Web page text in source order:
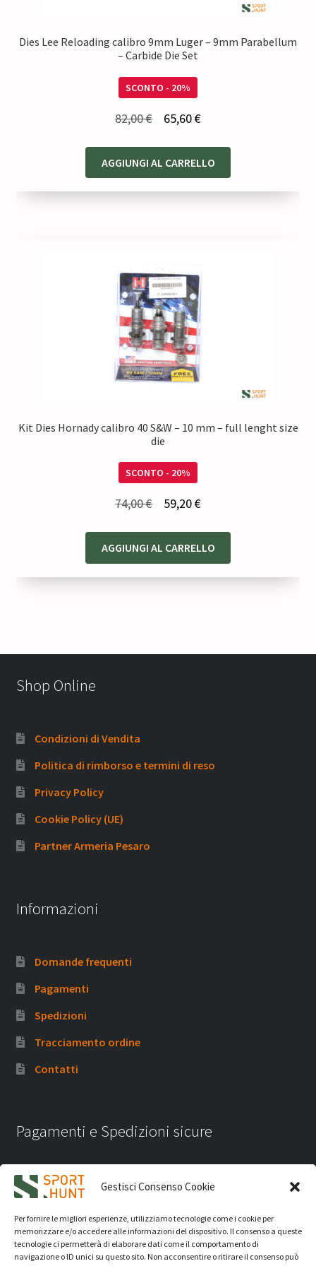
Gestisci Consenso Cookie
Per fornire le migliori esperienze, utilizziamo tecnologie come i cookie per
memorizzare e/o accedere alle informazioni del dispositivo. Il consenso a queste
tecnologie ci permetterà di elaborare dati come il comportamento di
navigazione o ID unici su questo sito. Non acconsentire o ritirare il consenso può
Dies Lee Reloading calibro 9mm Luger – 9mm Parabellum
– Carbide Die Set
SCONTO - 20%
82,00€
originale
era:
65,60€Il
attuale
è:
AGGIUNGI AL CARRELLO
Kit Dies Hornady calibro 40 S&W – 10 mm – full lenght size
die
SCONTO - 20%
74,00€
originale
era:
59,20€Il
attuale
è:
AGGIUNGI AL CARRELLO
Shop Online
Condizioni di Vendita
Politica di rimborso e termini di reso
Privacy Policy
Cookie Policy (UE)
Partner Armeria Pesaro
Informazioni
Domande frequenti
Pagamenti
Spedizioni
Tracciamento ordine
Contatti
Pagamenti e Spedizioni sicure